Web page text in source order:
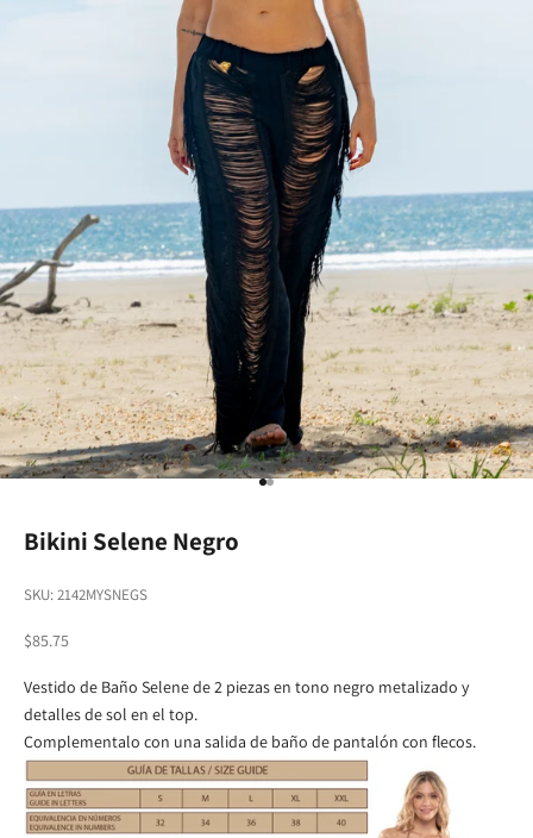
Go to item 1
Go to item 2
Bikini Selene Negro
SKU: 2142MYSNEGS
Sale price
$85.75
Vestido de Baño Selene de 2 piezas en tono negro metalizado y
detalles de sol en el top.
Complementalo con una salida de baño de pantalón con flecos.